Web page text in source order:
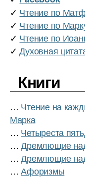
✓ Чтение по
✓ Чтение по
✓ Чтение по
✓Духовная
Книги
… Чтение на
Марка
… Четыреста
…Дремлющие
…Дремлющие
…Афоризмы